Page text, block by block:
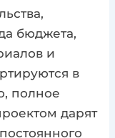
бюджета,
и
в
полное
дарят